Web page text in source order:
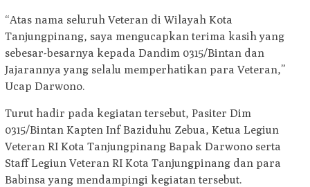
“Atas nama seluruh Veteran di Wilayah Kota
Tanjungpinang, saya mengucapkan terima kasih yang
sebesar-besarnya kepada Dandim 0315/Bintan dan
Jajarannya yang selalu memperhatikan para Veteran,”
Ucap Darwono.
Turut hadir pada kegiatan tersebut, Pasiter Dim
0315/Bintan Kapten Inf Baziduhu Zebua, Ketua Legiun
Veteran RI Kota Tanjungpinang Bapak Darwono serta
Staff Legiun Veteran RI Kota Tanjungpinang dan para
Babinsa yang mendampingi kegiatan tersebut.